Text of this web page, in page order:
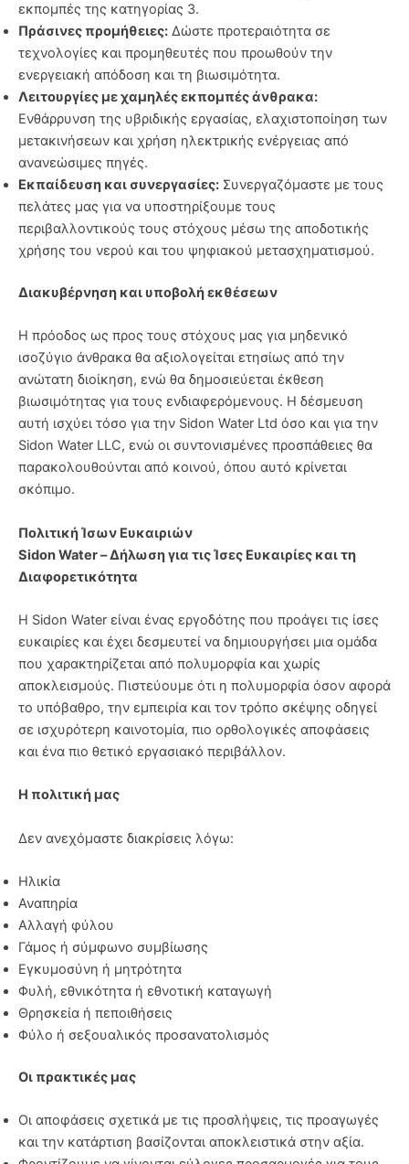
εκπομπές της κατηγορίας 3.
Πράσινες προμήθειες: Δώστε προτεραιότητα σε
τεχνολογίες και προμηθευτές που προωθούν την
ενεργειακή απόδοση και τη βιωσιμότητα.
Λειτουργίες με χαμηλές εκπομπές άνθρακα:
Ενθάρρυνση της υβριδικής εργασίας, ελαχιστοποίηση των
μετακινήσεων και χρήση ηλεκτρικής ενέργειας από
ανανεώσιμες πηγές.
Εκπαίδευση και συνεργασίες: Συνεργαζόμαστε με τους
πελάτες μας για να υποστηρίξουμε τους
περιβαλλοντικούς τους στόχους μέσω της αποδοτικής
χρήσης του νερού και του ψηφιακού μετασχηματισμού.
Διακυβέρνηση και υποβολή εκθέσεων
Η πρόοδος ως προς τους στόχους μας για μηδενικό
ισοζύγιο άνθρακα θα αξιολογείται ετησίως από την
ανώτατη διοίκηση, ενώ θα δημοσιεύεται έκθεση
βιωσιμότητας για τους ενδιαφερόμενους. Η δέσμευση
αυτή ισχύει τόσο για την Sidon Water Ltd όσο και για την
Sidon Water LLC, ενώ οι συντονισμένες προσπάθειες θα
παρακολουθούνται από κοινού, όπου αυτό κρίνεται
σκόπιμο.
Πολιτική Ίσων Ευκαιριών
Sidon Water – Δήλωση για τις Ίσες Ευκαιρίες και τη
Διαφορετικότητα
Η Sidon Water είναι ένας εργοδότης που προάγει τις ίσες
ευκαιρίες και έχει δεσμευτεί να δημιουργήσει μια ομάδα
που χαρακτηρίζεται από πολυμορφία και χωρίς
αποκλεισμούς. Πιστεύουμε ότι η πολυμορφία όσον αφορά
το υπόβαθρο, την εμπειρία και τον τρόπο σκέψης οδηγεί
σε ισχυρότερη καινοτομία, πιο ορθολογικές αποφάσεις
και ένα πιο θετικό εργασιακό περιβάλλον.
Η πολιτική μας
Δεν ανεχόμαστε διακρίσεις λόγω:
Ηλικία
Αναπηρία
Αλλαγή φύλου
Γάμος ή σύμφωνο συμβίωσης
Εγκυμοσύνη ή μητρότητα
Φυλή, εθνικότητα ή εθνοτική καταγωγή
Θρησκεία ή πεποιθήσεις
Φύλο ή σεξουαλικός προσανατολισμός
Οι πρακτικές μας
Οι αποφάσεις σχετικά με τις προσλήψεις, τις προαγωγές
και την κατάρτιση βασίζονται αποκλειστικά στην αξία.